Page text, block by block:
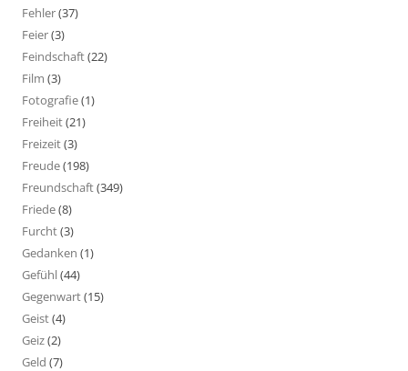
Fehler(37)
Feier(3)
Feindschaft(22)
Film (3)
Fotografie(1)
Freiheit(21)
Freizeit(3)
Freude(198)
Freundschaft(349)
Friede(8)
Furcht(3)
Gedanken (1)
Gefühl(44)
Gegenwart(15)
Geist(4)
Geiz(2)
Geld (7)